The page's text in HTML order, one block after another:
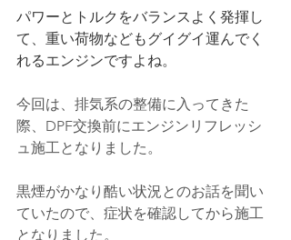
パワーとトルクをバランスよく発揮し
て、重い荷物などもグイグイ運んでく
れるエンジンですよね。
今回は、排気系の整備に入ってきた
際、DPF交換前にエンジンリフレッシ
ュ施工となりました。
黒煙がかなり酷い状況とのお話を聞い
ていたので、症状を確認してから施工
となりました。